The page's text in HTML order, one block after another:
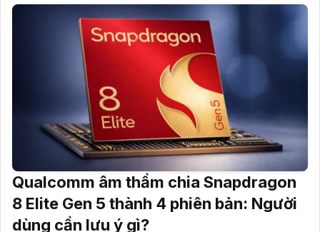
Qualcomm âm thầm chia Snapdragon
8 Elite Gen 5 thành 4 phiên bản: Người
dùng cần lưu ý gì?